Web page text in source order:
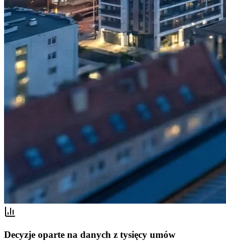
Decyzje oparte na danych z tysięcy umów